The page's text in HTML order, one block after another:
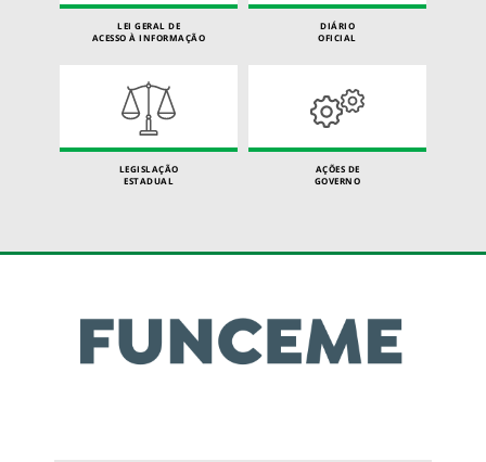
LEI GERAL DE
ACESSO À INFORMAÇÃO
DIÁRIO
OFICIAL
LEGISLAÇÃO
ESTADUAL
AÇÕES DE
GOVERNO